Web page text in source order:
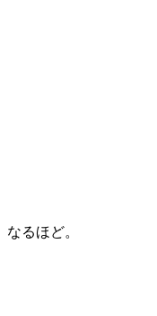
なるほど。